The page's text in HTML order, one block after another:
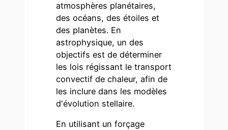
atmosphères planétaires,
des océans, des étoiles et
des planètes. En
astrophysique, un des
objectifs est de déterminer
les lois régissant le transport
convectif de chaleur, afin de
les inclure dans les modèles
d'évolution stellaire.
En utilisant un forçage